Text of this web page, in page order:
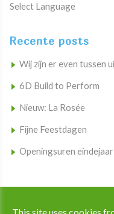
Select Language
Recente posts
Wij zijn er even tussen
6D Build to Perform
Nieuw: La Rosée
Fijne Feestdagen
Openingsuren eindejaar